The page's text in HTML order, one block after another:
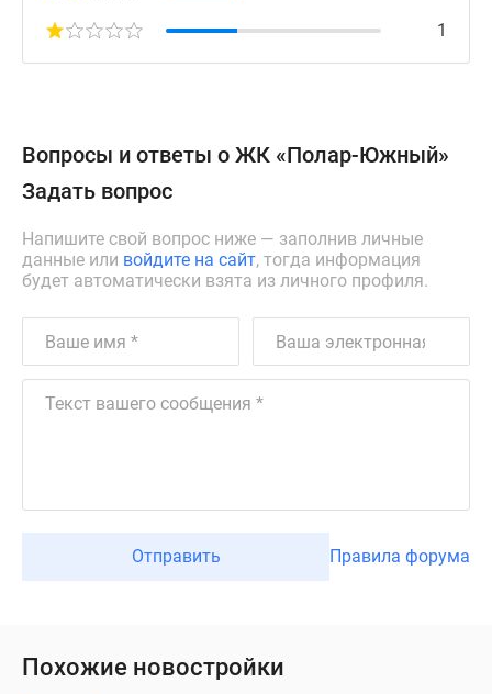
1
Вопросы и ответы о ЖК «Полар-Южный»
Задать вопрос
Напишите свой вопрос ниже — заполнив личные
данные или войдите на сайт, тогда информация
будет автоматически взята из личного профиля.
Отправить Правила форума
Похожие новостройки